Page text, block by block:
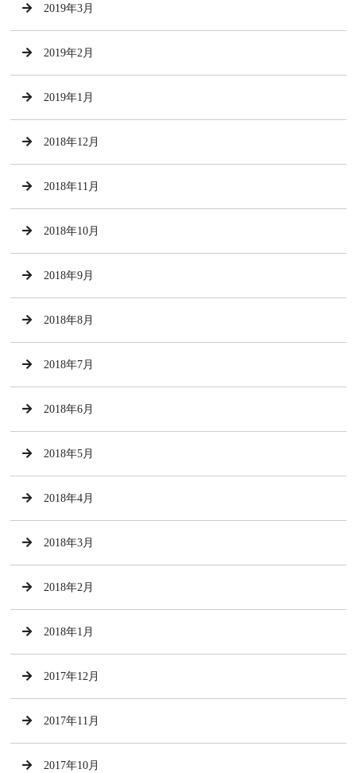
2019年3月
2019年2月
2019年1月
2018年12月
2018年11月
2018年10月
2018年9月
2018年8月
2018年7月
2018年6月
2018年5月
2018年4月
2018年3月
2018年2月
2018年1月
2017年12月
2017年11月
2017年10月